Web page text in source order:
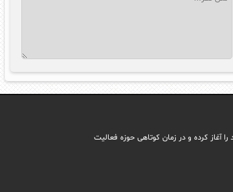
اندازی سایتی جامع در حوزه اجتماعی وب فارسی از سال ۱۳۹۷ فعالیت خود را آغاز کرده و در زمان کوتاهی حوزه فعالیت